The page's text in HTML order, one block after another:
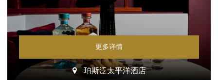
更多详情
珀斯泛太平洋酒店